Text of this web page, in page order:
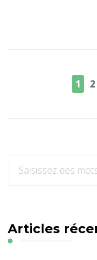
PAGE
1 2
recherchiez
?
Articles